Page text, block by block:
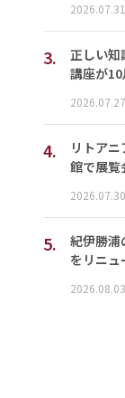
3.
正しい
講座が
4.
リトア
館で展覧
5.
紀伊勝
をリニュ